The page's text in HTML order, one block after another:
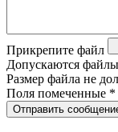
Прикрепите файл
Допускаются
Размер файла не
Поля помеченные *
Отправить